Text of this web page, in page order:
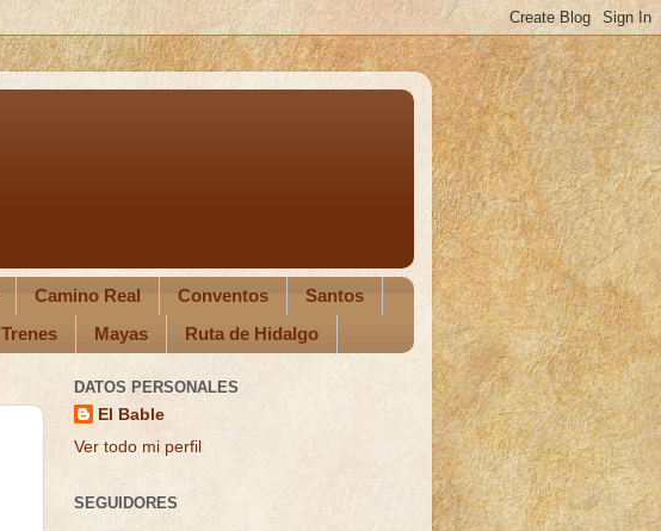
Camino Real Conventos
Santos
Trenes Mayas Ruta de Hidalgo
DATOS PERSONALES
El Bable
Ver todo mi perfil
SEGUIDORES